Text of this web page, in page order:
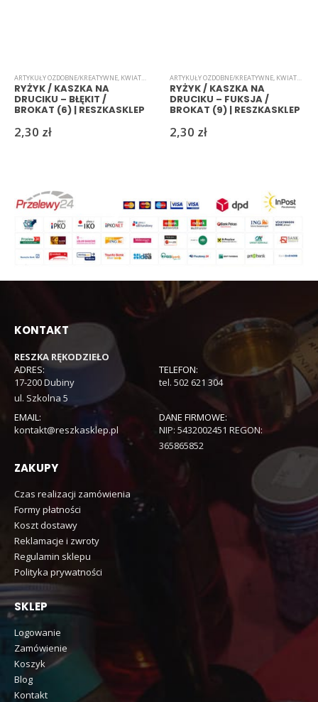
ARTYKUŁY OZDOBNE/KREATYWNE, KWIATKI
RYŻYK / KASZKA NA
DRUCIKU – BŁĘKIT /
BROKAT (6) | RESZKASKLEP
2,30 zł
ARTYKUŁY OZDOBNE/KREATYWNE, KWIATKI
RYŻYK / KASZKA NA
DRUCIKU – FUKSJA /
BROKAT (9) | RESZKASKLEP
2,30 zł
KONTAKT
RESZKA RĘKODZIEŁO
ADRES:
17-200 Dubiny
ul. Szkolna 5
TELEFON:
tel. 502 621 304
EMAIL:
kontakt@reszkasklep.pl
DANE FIRMOWE:
NIP: 5432002451 REGON:
365865852
ZAKUPY
Czas realizacji zamówienia
Formy płatności
Koszt dostawy
Reklamacje i zwroty
Regulamin sklepu
Polityka prywatności
SKLEP
Logowanie
Zamówienie
Koszyk
Blog
Kontakt